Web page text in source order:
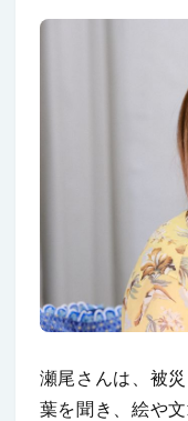
瀬尾さんは、被
葉を聞き、絵や